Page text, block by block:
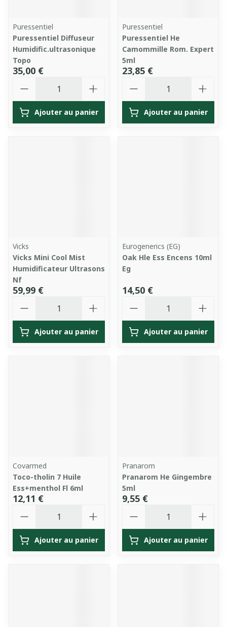
Puressentiel
Puressentiel Diffuseur
Humidific.ultrasonique
Topo
35,00 €
Ajouter au panier
Puressentiel
Puressentiel He
Camommille Rom. Expert
5ml
23,85 €
Ajouter au panier
Vicks
Vicks Mini Cool Mist
Humidificateur Ultrasons
Nf
59,99 €
Ajouter au panier
Eurogenerics (EG)
Oak Hle Ess Encens 10ml
Eg
14,50 €
Ajouter au panier
Covarmed
Toco-tholin 7 Huile
Ess+menthol Fl 6ml
12,11 €
Ajouter au panier
Pranarom
Pranarom He Gingembre
5ml
9,55 €
Ajouter au panier